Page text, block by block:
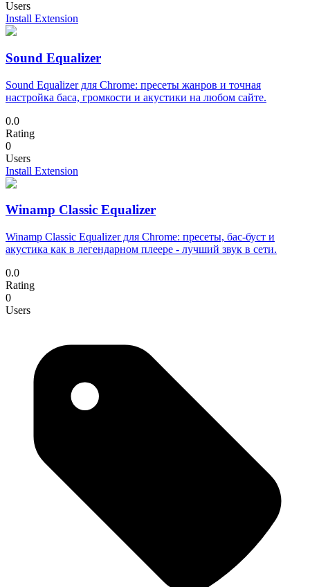
Users
Install Extension
Sound Equalizer
Sound Equalizer для Chrome: пресеты жанров и точная
настройка баса, громкости и акустики на любом сайте.
0.0
Rating
0
Users
Install Extension
Winamp Classic Equalizer
Winamp Classic Equalizer для Chrome: пресеты, бас-буст и
акустика как в легендарном плеере - лучший звук в сети.
0.0
Rating
0
Users